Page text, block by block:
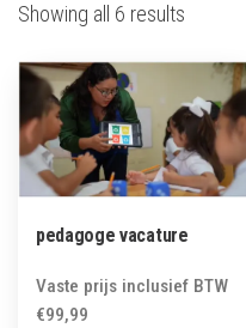
Showing all 6 results
latest
pedagoge vacature
Vaste prijs inclusief BTW
€99,99